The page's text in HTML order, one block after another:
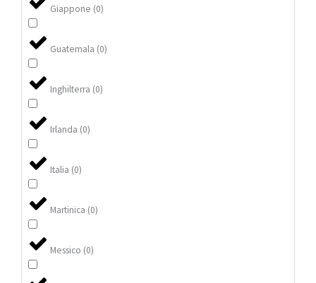
Giappone (0)
Guatemala (0)
Inghilterra (0)
Irlanda (0)
Italia (0)
Martinica (0)
Messico (0)